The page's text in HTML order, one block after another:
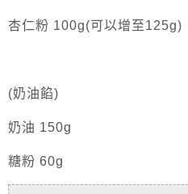
杏仁粉 100g(可以增至125g)
(奶油餡)
奶油 150g
糖粉 60g